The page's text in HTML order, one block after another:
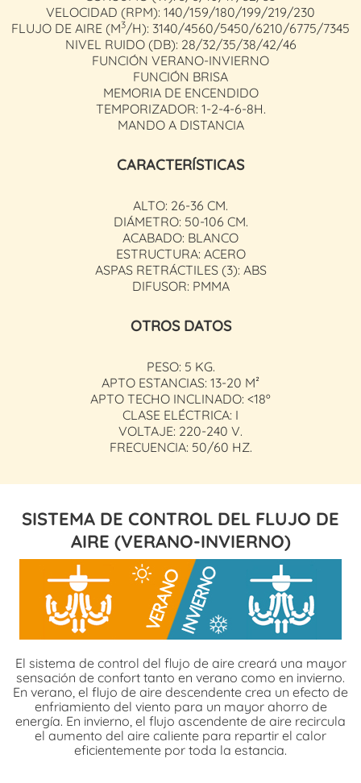
VELOCIDAD (RPM): 140/159/180/199/219/230
FLUJO DE AIRE (M3/H): 3140/4560/5450/6210/6775/7345
NIVEL RUIDO (DB): 28/32/35/38/42/46
FUNCIÓN VERANO-INVIERNO
FUNCIÓN BRISA
MEMORIA DE ENCENDIDO
TEMPORIZADOR: 1-2-4-6-8H.
MANDO A DISTANCIA
CARACTERÍSTICAS
ALTO: 26-36 CM.
DIÁMETRO: 50-106 CM.
ACABADO: BLANCO
ESTRUCTURA: ACERO
ASPAS RETRÁCTILES (3): ABS
DIFUSOR: PMMA
OTROS DATOS
PESO: 5 KG.
APTO ESTANCIAS: 13-20 M²
APTO TECHO INCLINADO: <18º
CLASE ELÉCTRICA: I
VOLTAJE: 220-240 V.
FRECUENCIA: 50/60 HZ.
SISTEMA DE CONTROL DEL FLUJO DE
AIRE (VERANO-INVIERNO)
El sistema de control del flujo de aire creará una mayor
sensación de confort tanto en verano como en invierno.
En verano, el flujo de aire descendente crea un efecto de
enfriamiento del viento para un mayor ahorro de
energía. En invierno, el flujo ascendente de aire recircula
el aumento del aire caliente para repartir el calor
eficientemente por toda la estancia.